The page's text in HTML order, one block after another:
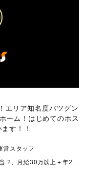
エリア知名度バツグン
ーム！はじめてのホス
す！！
営スタッフ
1、月給30万以上＋各種バック＋各種手当 2、月給30万以上＋年2回の賞与